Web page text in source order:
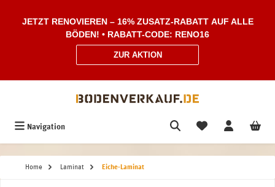
JETZT RENOVIEREN – 16% ZUSATZ-RABATT AUF ALLE
BÖDEN! • RABATT-CODE: RENO16
ZUR AKTION
Navigation
Home Laminat Eiche-Laminat